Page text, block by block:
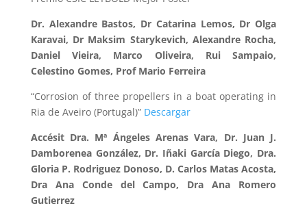
Dr. Alexandre Bastos, Dr Catarina Lemos, Dr Olga
Karavai, Dr Maksim Starykevich, Alexandre Rocha,
Daniel Vieira, Marco Oliveira, Rui Sampaio,
Celestino Gomes, Prof Mario Ferreira
“Corrosion of three propellers in a boat operating in
Ria de Aveiro (Portugal)” Descargar
Accésit Dra. Mª Ángeles Arenas Vara, Dr. Juan J.
Damborenea González, Dr. Iñaki García Diego, Dra.
Gloria P. Rodriguez Donoso, D. Carlos Matas Acosta,
Dra Ana Conde del Campo, Dra Ana Romero
Gutierrez